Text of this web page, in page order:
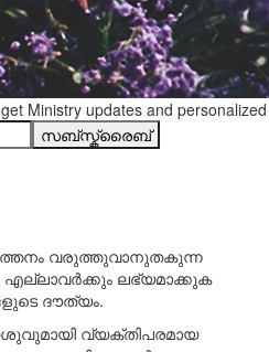
Ministry updates and
സബ്സ്ക്രൈബ്
വരുത്തുവാനുതകുന്ന
ലഭ്യമാക്കുക
ദൗത്യം.
വ്യക്തിപരമായ